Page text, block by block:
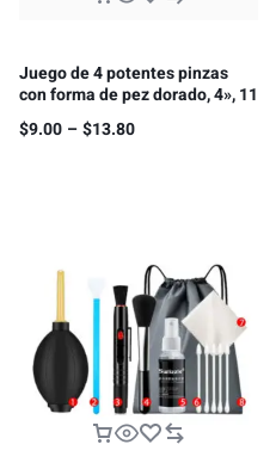
Juego de 4 potentes pinzas
con forma de pez dorado, 4», 11
cm
$9.00 –$13.80